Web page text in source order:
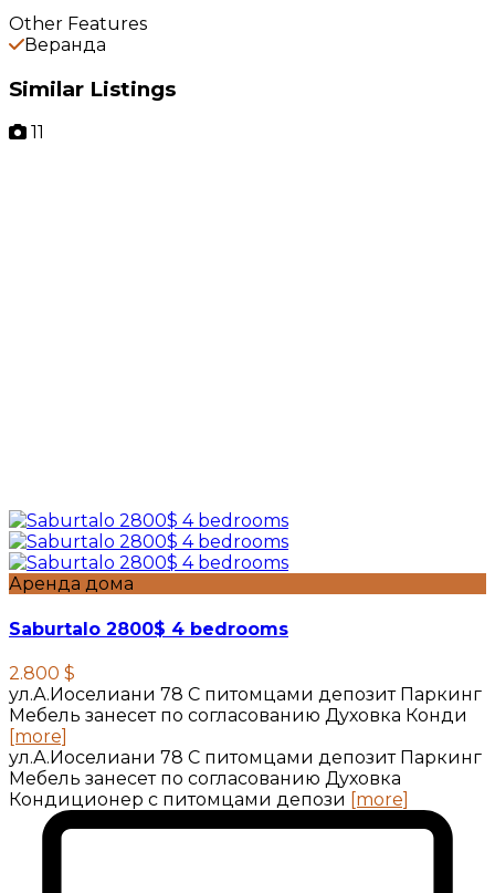
Other Features
Веранда
Similar Listings
11
Аренда дома
Saburtalo 2800$ 4 bedrooms
2.800 $
ул.А.Иоселиани 78 С питомцами депозит Паркинг
Мебель занесет по согласованию Духовка Конди
[more]
ул.А.Иоселиани 78 С питомцами депозит Паркинг
Мебель занесет по согласованию Духовка
Кондиционер с питомцами депози [more]